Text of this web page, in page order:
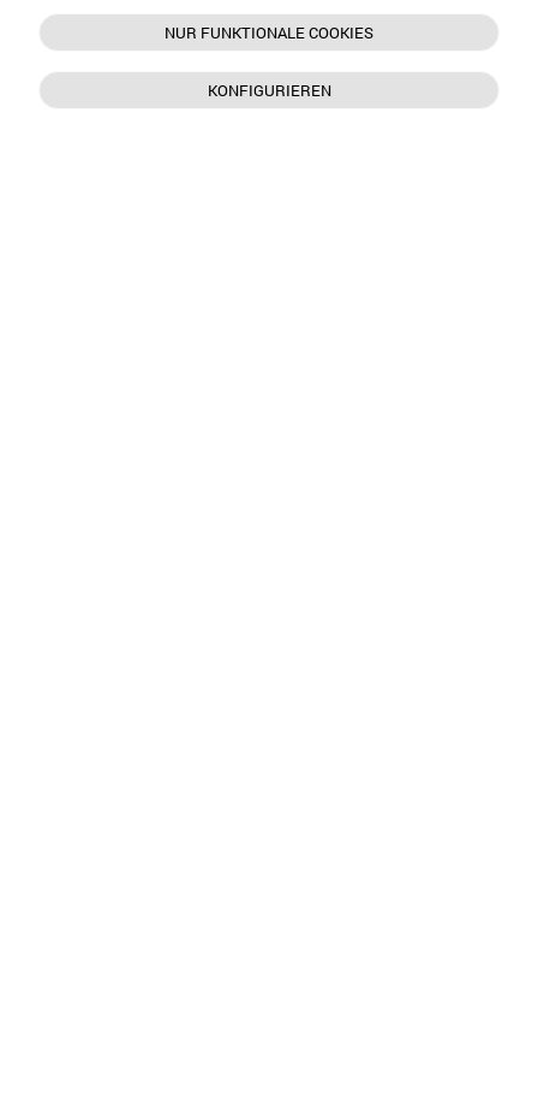
NUR FUNKTIONALE COOKIES
KONFIGURIEREN